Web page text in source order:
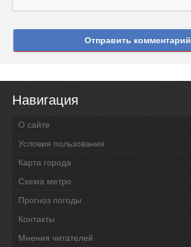
Отправить комментарий
Навигация
О сайте
Условия пользования
Карта города
Схема метро
Прогноз погоды
Контакты
Мнения читателей